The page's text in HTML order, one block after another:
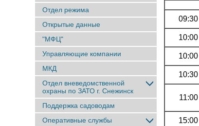
Отдел режима
Открытые данные
"МФЦ"
Управляющие компании
МКД
Отдел вневедомственной
охраны по ЗАТО г. Снежинск
Поддержка садоводам
Оперативные службы
09:30
10:00
10:00
10:30
11:00
15:00